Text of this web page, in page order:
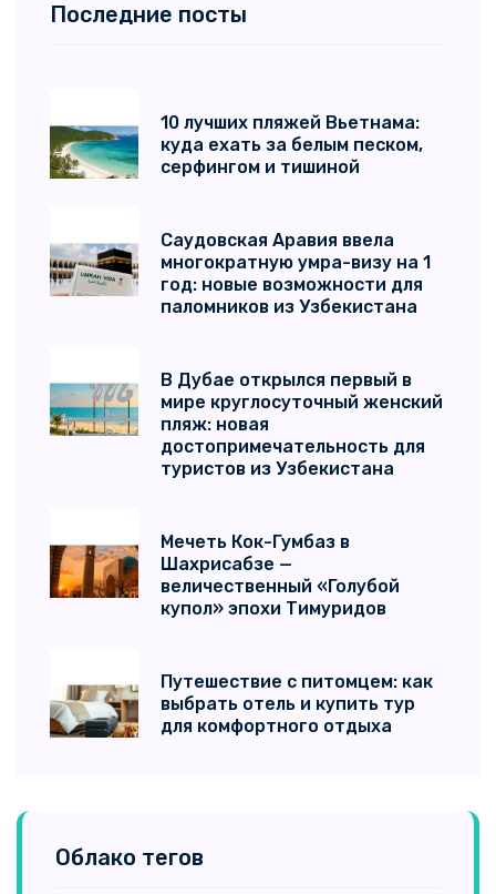
Последние посты
10 лучших пляжей Вьетнама:
куда ехать за белым песком,
серфингом и тишиной
Саудовская Аравия ввела
многократную умра-визу на 1
год: новые возможности для
паломников из Узбекистана
В Дубае открылся первый в
мире круглосуточный женский
пляж: новая
достопримечательность для
туристов из Узбекистана
Мечеть Кок-Гумбаз в
Шахрисабзе —
величественный «Голубой
купол» эпохи Тимуридов
Путешествие с питомцем: как
выбрать отель и купить тур
для комфортного отдыха
Облако тегов